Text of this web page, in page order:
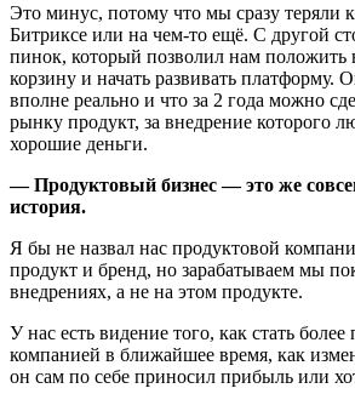
Это минус, потому что мы сразу теряли
Битриксе или на чем-то ещё. С другой
пинок, который позволил нам положить
корзину и начать развивать платформу.
вполне реально и что за 2 года можно
рынку продукт, за внедрение которого
хорошие деньги.
— Продуктовый бизнес — это же
история.
Я бы не назвал нас продуктовой
продукт и бренд, но зарабатываем мы
внедрениях, а не на этом продукте.
У нас есть видение того, как стать более
компанией в ближайшее время, как
он сам по себе приносил прибыль или